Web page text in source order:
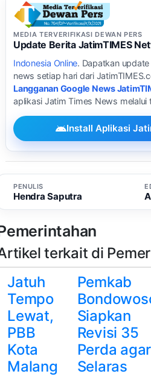
MEDIA TERVERIFIKASI DEWAN PERS
Update Berita JatimTIMES
Indonesia Online. Dapatkan
news setiap hari dari
Langganan Google News
aplikasi Jatim Times News melalui
Install Aplikasi
PENULIS
Hendra Saputra
terkait di
Jatuh
Tempo
Lewat,
PBB
Kota
Malang
Pemkab
Siapkan
Revisi 35
Perda agar
Selaras